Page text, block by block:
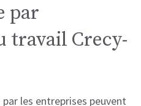
par
travail Crecy-
les entreprises peuvent